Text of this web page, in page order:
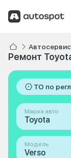
Ремонт
ТО по
Марка авто
Toyota
Модель
Verso